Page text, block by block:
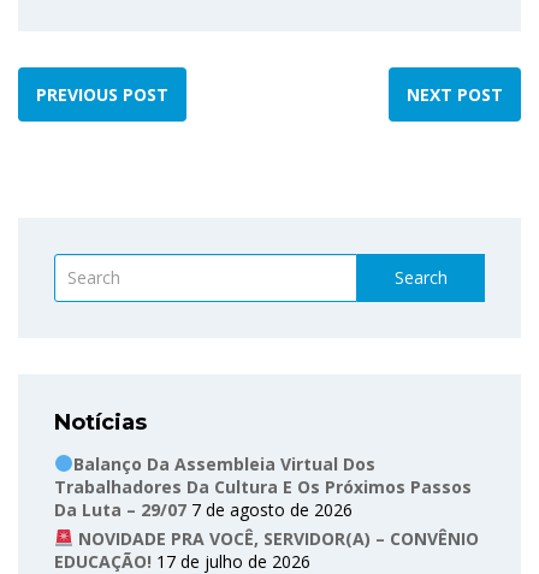
PREVIOUS POST NEXT POST
Search
Notícias
Balanço Da Assembleia Virtual Dos
Trabalhadores Da Cultura E Os Próximos Passos
Da Luta – 29/07 7 de agosto de 2026
NOVIDADE PRA VOCÊ, SERVIDOR(A) – CONVÊNIO
EDUCAÇÃO! 17 de julho de 2026